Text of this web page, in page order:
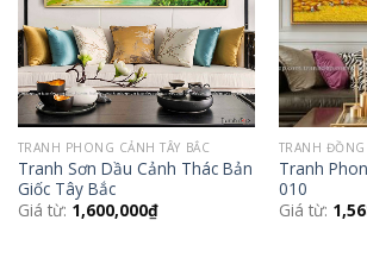
TRANH PHONG CẢNH TÂY BẮC
Tranh Sơn Dầu Cảnh Thác Bản
Giốc Tây Bắc
Giá từ: 1,600,000₫
TRANH
Tranh
010
Giá từ: